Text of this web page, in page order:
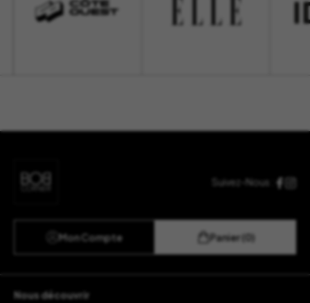
Suivez-Nous :
Mon Compte Panier (0)
Nous découvrir